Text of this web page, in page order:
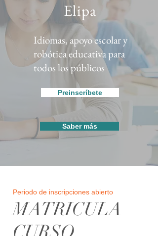
Elipa
Idiomas, apoyo escolar y
robótica educativa para
todos los públicos
Preinscríbete
Saber más
MATRICULA
Periodo de inscripciones abierto